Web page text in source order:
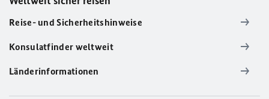
Reise- und Sicherheitshinweise
Konsulatfinder weltweit
Länderinformationen